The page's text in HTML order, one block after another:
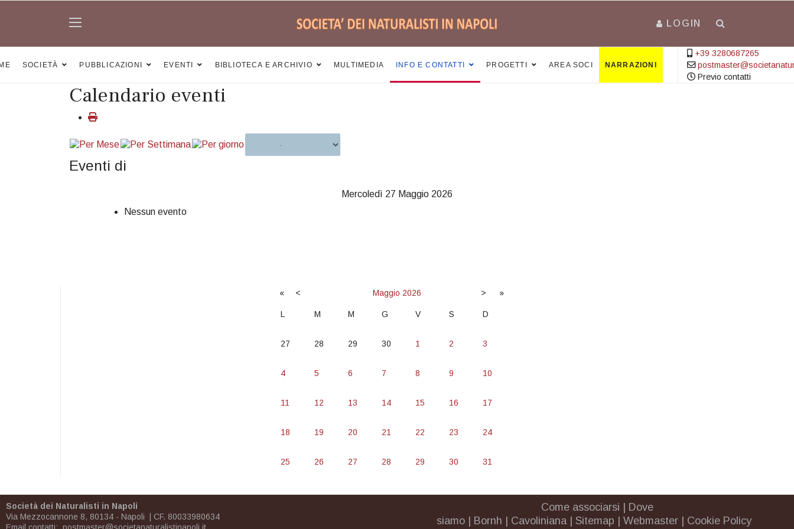
LOGIN
SOCIETÀ PUBBLICAZIONI EVENTI BIBLIOTECA E ARCHIVIO MULTIMEDIA INFO E CONTATTI PROGETTI AREA SOCI NARRAZIONI
+39 3280687265
Previo contatti
Calendario eventi
Eventi di
Mercoledì 27 Maggio 2026
Nessun evento
« < Maggio 2026 > »
L M M G V S D
27 28 29 30 1 2 3
4 5 6 7 8 9 10
11 12 13 14 15 16 17
18 19 20 21 22 23 24
25 26 27 28 29 30 31
Società dei Naturalisti in Napoli
Via Mezzocannone 8, 80134 - Napoli | CF. 80033980634
Come associarsi
Dove
siamo
Bornh Cavoliniana| Sitemap Webmaster Cookie Policy